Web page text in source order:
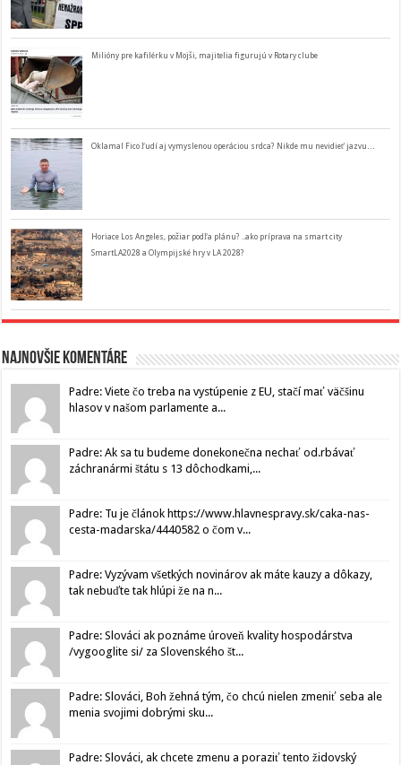
Milióny pre kafilérku v Mojši, majitelia figurujú v Rotary clube
Oklamal Fico ľudí aj vymyslenou operáciou srdca? Nikde mu nevidieť jazvu…
Horiace Los Angeles, požiar podľa plánu? ..ako príprava na smart city
SmartLA2028 a Olympijské hry v LA 2028?
Najnovšie komentáre
Padre: Viete čo treba na vystúpenie z EU, stačí mať väčšinu
hlasov v našom parlamente a...
Padre: Ak sa tu budeme donekonečna nechať od.rbávať
záchranármi štátu s 13 dôchodkami,...
Padre: Tu je článok https://www.hlavnespravy.sk/caka-nas-
cesta-madarska/4440582 o čom v...
Padre: Vyzývam všetkých novinárov ak máte kauzy a dôkazy,
tak nebuďte tak hlúpi že na n...
Padre: Slováci ak poznáme úroveň kvality hospodárstva
/vygooglite si/ za Slovenského št...
Padre: Slováci, Boh žehná tým, čo chcú nielen zmeniť seba ale
menia svojimi dobrými sku...
Padre: Slováci, ak chcete zmenu a poraziť tento židovský